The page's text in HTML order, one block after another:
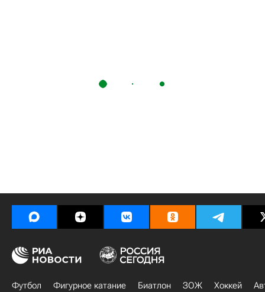
Футбол Фигурное катание Биатлон ЗОЖ Хоккей